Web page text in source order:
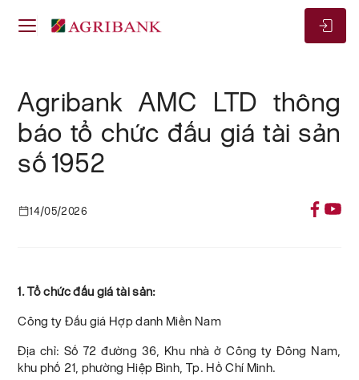
Agribank AMC LTD thông
báo tổ chức đấu giá tài sản
số 1952
14/05/2026
1. Tổ chức đấu giá tài sản:
Công ty Đấu giá Hợp danh Miền Nam
Địa chỉ: Số 72 đường 36, Khu nhà ở Công ty Đông Nam,
khu phố 21, phường Hiệp Bình, Tp. Hồ Chí Minh.